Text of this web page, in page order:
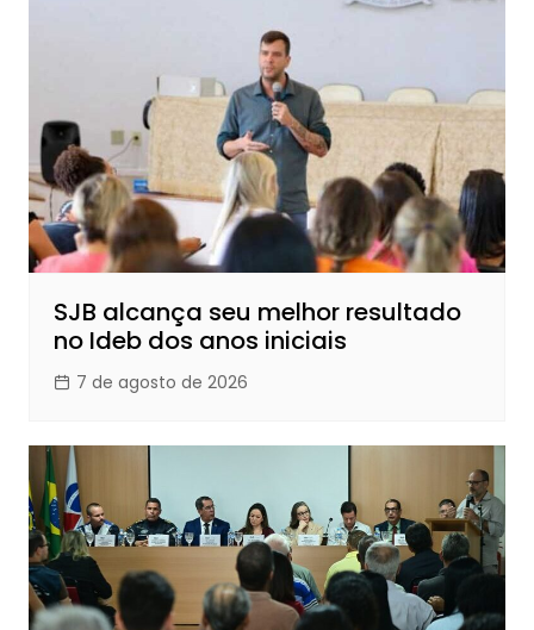
SJB alcança seu melhor resultado
no Ideb dos anos iniciais
7 de agosto de 2026